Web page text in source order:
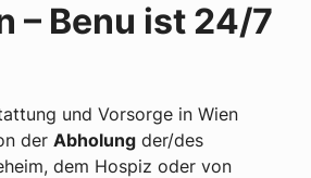
– Benu ist 24/7
und Vorsorge in Wien
der Abholung der/des
dem Hospiz oder von